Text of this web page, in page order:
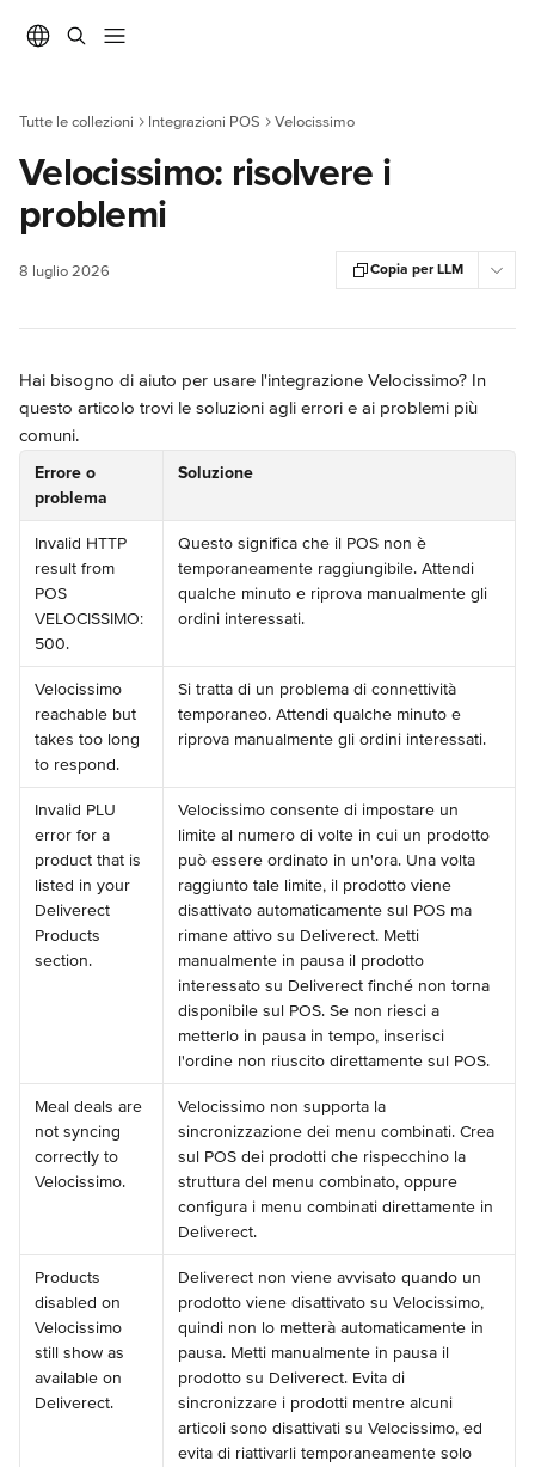
Tutte le collezioni Integrazioni POS Velocissimo
Velocissimo: risolvere i
problemi
8 luglio 2026 Copia per LLM
Hai bisogno di aiuto per usare l'integrazione Velocissimo? In
questo articolo trovi le soluzioni agli errori e ai problemi più
comuni.
Errore o
problema
Soluzione
Invalid HTTP
result from
POS
VELOCISSIMO:
500.
Questo significa che il POS non è
temporaneamente raggiungibile. Attendi
qualche minuto e riprova manualmente gli
ordini interessati.
Velocissimo
reachable but
takes too long
to respond.
Si tratta di un problema di connettività
temporaneo. Attendi qualche minuto e
riprova manualmente gli ordini interessati.
Invalid PLU
error for a
product that is
listed in your
Deliverect
Products
section.
Velocissimo consente di impostare un
limite al numero di volte in cui un prodotto
può essere ordinato in un'ora. Una volta
raggiunto tale limite, il prodotto viene
disattivato automaticamente sul POS ma
rimane attivo su Deliverect. Metti
manualmente in pausa il prodotto
interessato su Deliverect finché non torna
disponibile sul POS. Se non riesci a
metterlo in pausa in tempo, inserisci
l'ordine non riuscito direttamente sul POS.
Meal deals are
not syncing
correctly to
Velocissimo.
Velocissimo non supporta la
sincronizzazione dei menu combinati. Crea
sul POS dei prodotti che rispecchino la
struttura del menu combinato, oppure
configura i menu combinati direttamente in
Deliverect.
Products
disabled on
Velocissimo
still show as
available on
Deliverect.
Deliverect non viene avvisato quando un
prodotto viene disattivato su Velocissimo,
quindi non lo metterà automaticamente in
pausa. Metti manualmente in pausa il
prodotto su Deliverect. Evita di
sincronizzare i prodotti mentre alcuni
articoli sono disattivati su Velocissimo, ed
evita di riattivarli temporaneamente solo